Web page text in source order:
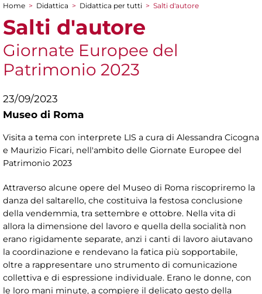
Tu sei qui
Home > Didattica > Didattica per tutti > Salti d'autore
Salti d'autore
Giornate Europee del
Patrimonio 2023
23/09/2023
Museo di Roma
Visita a tema con interprete LIS a cura di Alessandra Cicogna
e Maurizio Ficari, nell'ambito delle Giornate Europee del
Patrimonio 2023
Attraverso alcune opere del Museo di Roma riscopriremo la
danza del saltarello, che costituiva la festosa conclusione
della vendemmia, tra settembre e ottobre. Nella vita di
allora la dimensione del lavoro e quella della socialità non
erano rigidamente separate, anzi i canti di lavoro aiutavano
la coordinazione e rendevano la fatica più sopportabile,
oltre a rappresentare uno strumento di comunicazione
collettiva e di espressione individuale. Erano le donne, con
le loro mani minute, a compiere il delicato gesto della